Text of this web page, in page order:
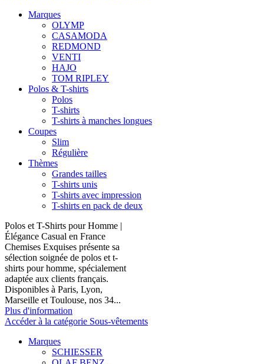
Marques
OLYMP
CASAMODA
REDMOND
VENTI
HAJO
TOM RIPLEY
Polos & T-shirts
Polos
T-shirts
T-shirts à manches longues
Coupes
Slim
Régulière
Thèmes
Grandes tailles
T-shirts unis
T-shirts avec impression
T-shirts en pack de deux
Polos et T-Shirts pour Homme |
Élégance Casual en France
Chemises Exquises présente sa
sélection soignée de polos et t-
shirts pour homme, spécialement
adaptée aux clients français.
Disponibles à Paris, Lyon,
Marseille et Toulouse, nos 34...
Plus d'information
Accéder à la catégorie Sous-vêtements
Marques
SCHIESSER